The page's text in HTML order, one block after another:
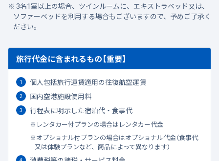
3名1室以上の場合、ツインルームに、エキストラベッド又は、
ソファーベッドを利用する場合もございますので、予めご了承く
ださい。
旅行代金に含まれるもの【重要】
個人包括旅行運賃適用の往復航空運賃
国内空港施設使用料
行程表に明示した宿泊代・食事代
レンタカー付プランの場合はレンタカー代金
オプショナル付プランの場合はオプショナル代金（食事代
又は体験プランなど、商品によって異なります）